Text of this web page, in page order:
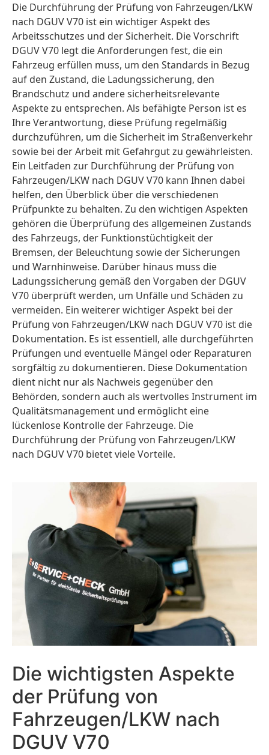
Die Durchführung der Prüfung von Fahrzeugen/LKW
nach DGUV V70 ist ein wichtiger Aspekt des
Arbeitsschutzes und der Sicherheit. Die Vorschrift
DGUV V70 legt die Anforderungen fest, die ein
Fahrzeug erfüllen muss, um den Standards in Bezug
auf den Zustand, die Ladungssicherung, den
Brandschutz und andere sicherheitsrelevante
Aspekte zu entsprechen. Als befähigte Person ist es
Ihre Verantwortung, diese Prüfung regelmäßig
durchzuführen, um die Sicherheit im Straßenverkehr
sowie bei der Arbeit mit Gefahrgut zu gewährleisten.
Ein Leitfaden zur Durchführung der Prüfung von
Fahrzeugen/LKW nach DGUV V70 kann Ihnen dabei
helfen, den Überblick über die verschiedenen
Prüfpunkte zu behalten. Zu den wichtigen Aspekten
gehören die Überprüfung des allgemeinen Zustands
des Fahrzeugs, der Funktionstüchtigkeit der
Bremsen, der Beleuchtung sowie der Sicherungen
und Warnhinweise. Darüber hinaus muss die
Ladungssicherung gemäß den Vorgaben der DGUV
V70 überprüft werden, um Unfälle und Schäden zu
vermeiden. Ein weiterer wichtiger Aspekt bei der
Prüfung von Fahrzeugen/LKW nach DGUV V70 ist die
Dokumentation. Es ist essentiell, alle durchgeführten
Prüfungen und eventuelle Mängel oder Reparaturen
sorgfältig zu dokumentieren. Diese Dokumentation
dient nicht nur als Nachweis gegenüber den
Behörden, sondern auch als wertvolles Instrument im
Qualitätsmanagement und ermöglicht eine
lückenlose Kontrolle der Fahrzeuge. Die
Durchführung der Prüfung von Fahrzeugen/LKW
nach DGUV V70 bietet viele Vorteile.
Die wichtigsten Aspekte
der Prüfung von
Fahrzeugen/LKW nach
DGUV V70